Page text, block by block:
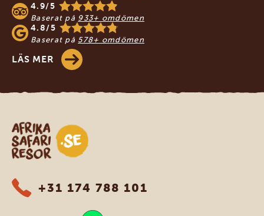
4.9/5
Baserat på 933+ omdömen
4.8/5
Baserat på 578+ omdömen
LÄS MER
Safari-resor i Afrika
+31 174 788 101